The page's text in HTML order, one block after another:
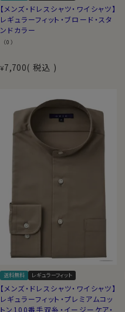
【メンズ・ドレスシャツ・ワイシャツ】
レギュラーフィット・ブロード・スタ
ンドカラー
（0）
¥7,700 税込
送料無料 レギュラーフィット
【メンズ・ドレスシャツ・ワイシャツ】
レギュラーフィット・プレミアムコッ
トン100番手双糸・イージーケア・